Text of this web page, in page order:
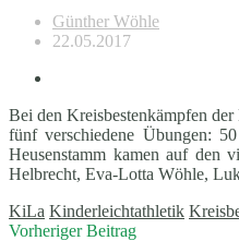
Günther Wöhle
22.05.2017
Bei den Kreisbestenkämpfen
fünf verschiedene Übungen:
Heusenstamm kamen auf den
Helbrecht, Eva-Lotta Wöhle,
KiLa Kinderleichtathletik
Vorheriger Beitrag